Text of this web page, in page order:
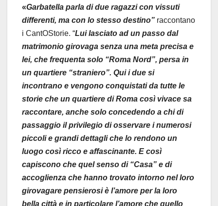
«Garbatella parla di due ragazzi con vissuti
differenti, ma con lo stesso destino” raccontano
i CantOStorie. “Lui lasciato ad un passo dal
matrimonio girovaga senza una meta precisa e
lei, che frequenta solo “Roma Nord”, persa in
un quartiere “straniero”. Qui i due si
incontrano e vengono conquistati da tutte le
storie che un quartiere di Roma così vivace sa
raccontare, anche solo concedendo a chi di
passaggio il privilegio di osservare i numerosi
piccoli e grandi dettagli che lo rendono un
luogo così ricco e affascinante. E così
capiscono che quel senso di “Casa” e di
accoglienza che hanno trovato intorno nel loro
girovagare pensierosi è l’amore per la loro
bella città e in particolare l’amore che quello